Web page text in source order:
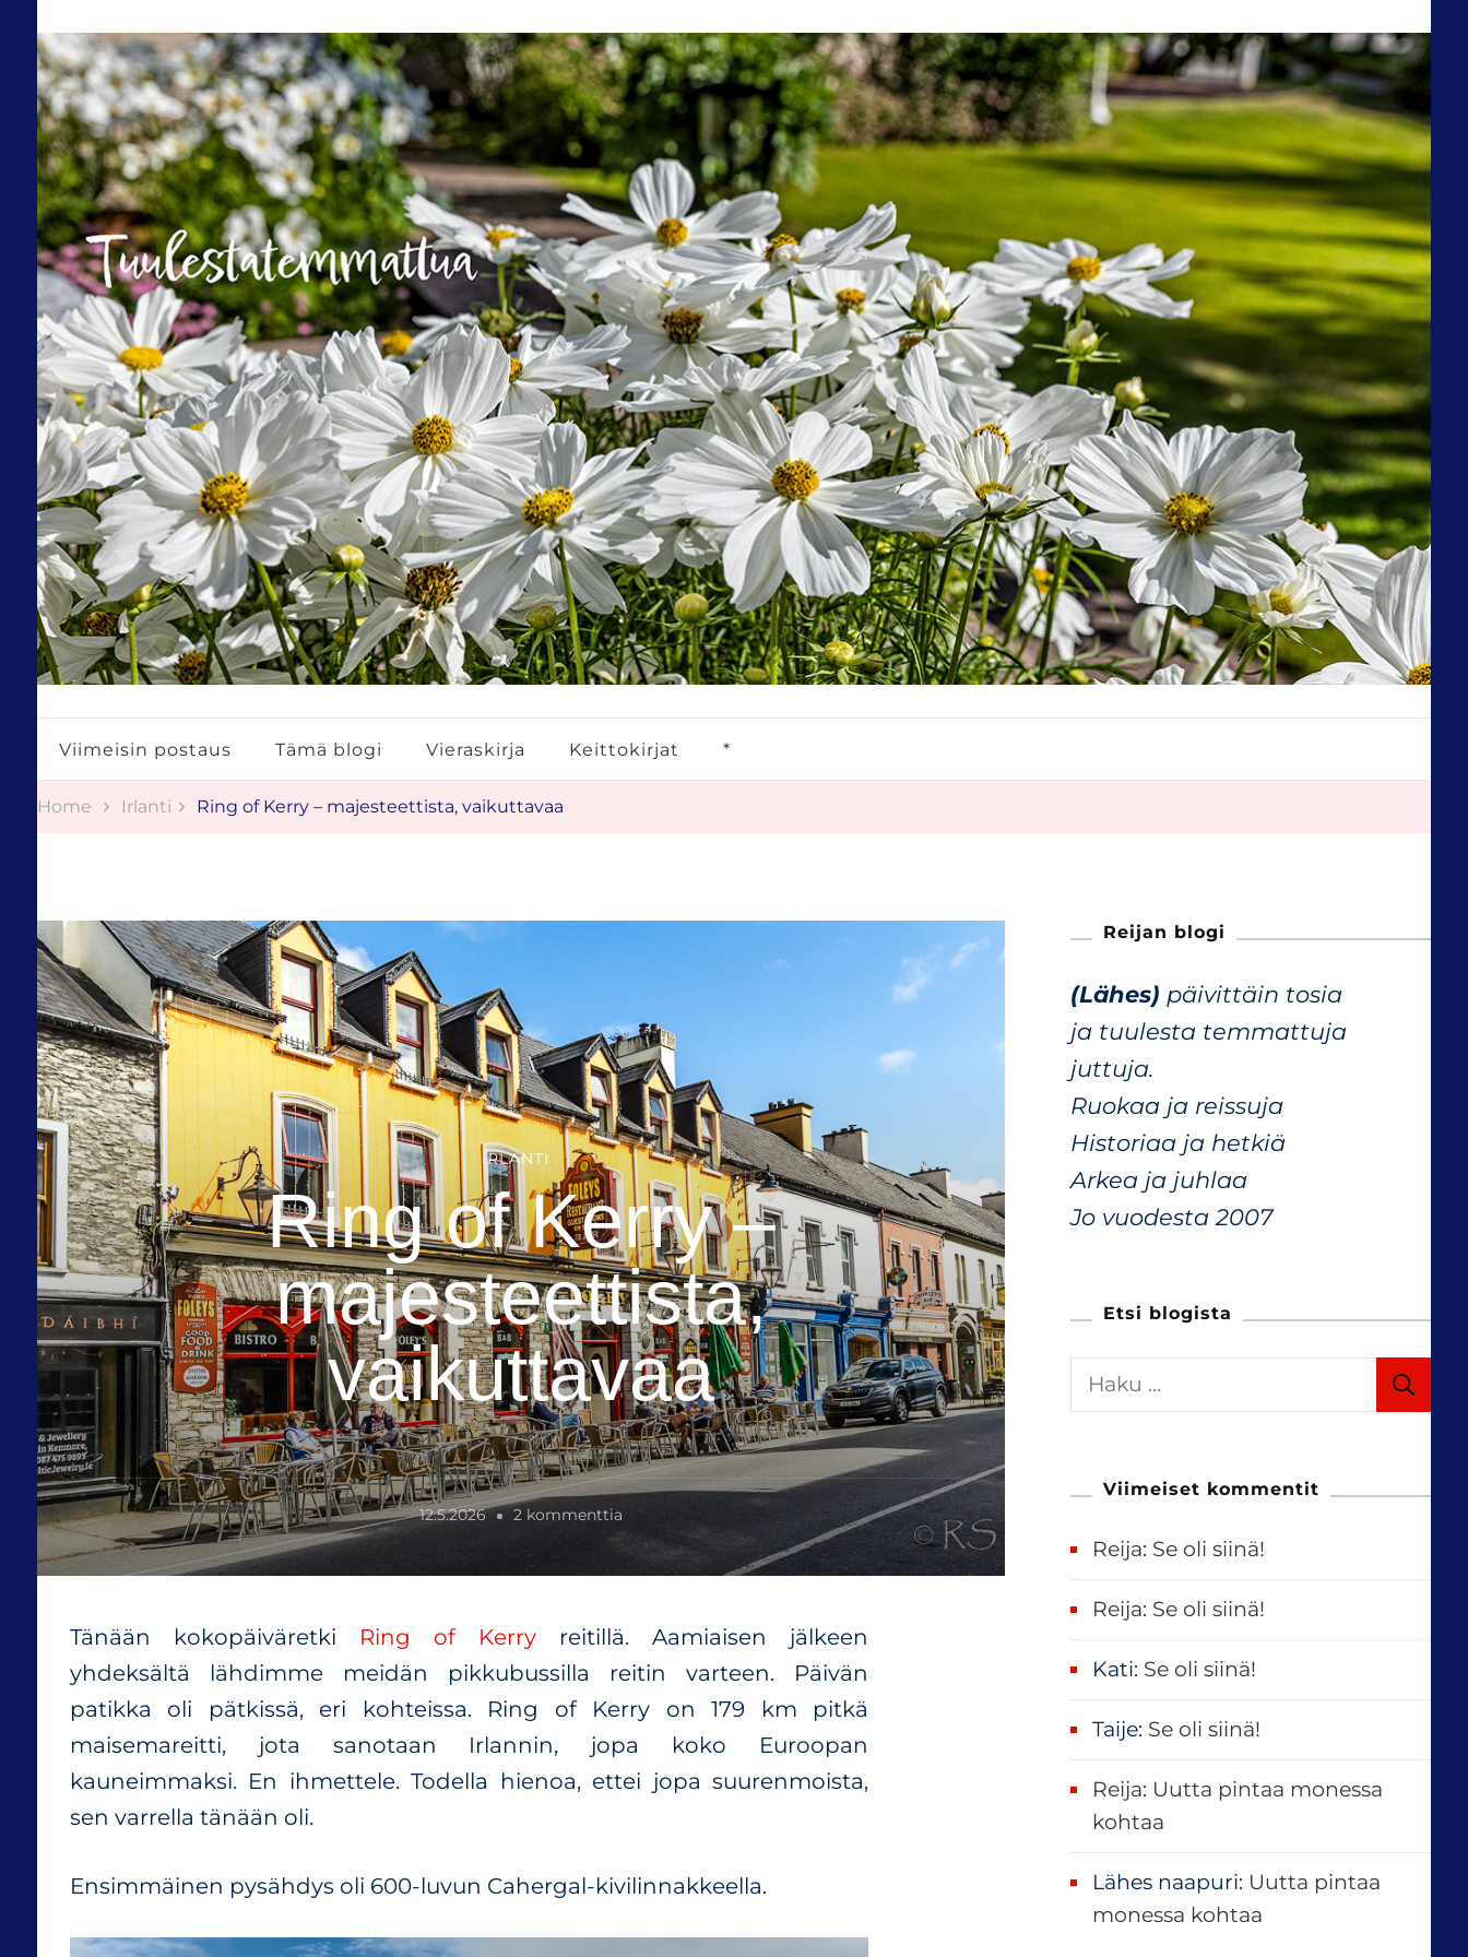
Tuulestatemmattua
Viimeisin postaus Tämä blogi Vieraskirja Keittokirjat *
Home Irlanti Ring of Kerry – majesteettista, vaikuttavaa
IRLANTI
Ring of Kerry –
majesteettista,
vaikuttavaa
12.5.2026 2 kommenttiaa
r
k
e
i
i
R
o
K
Tänään kokopäiväretki Ring of Kerry reitillä. Aamiaisen jälkeen
yhdeksältä lähdimme meidän pikkubussilla reitin varteen. Päivän
patikka oli pätkissä, eri kohteissa. Ring of Kerry on 179 km pitkä
maisemareitti, jota sanotaan Irlannin, jopa koko Euroopan
kauneimmaksi. En ihmettele. Todella hienoa, ettei jopa suurenmoista,
sen varrella tänään oli.
Ensimmäinen pysähdys oli 600-luvun Cahergal-kivilinnakkeella.
Reijan blogi
(Lähes) päivittäin tosia
ja tuulesta temmattuja
juttuja.
Ruokaa ja reissuja
Historiaa ja hetkiä
Arkea ja juhlaa
Jo vuodesta 2007
Etsi blogista
a
Viimeiset kommentit
Reija: Se oli siinä!
Reija: Se oli siinä!
Kati: Se oli siinä!
Taije: Se oli siinä!
Reija: Uutta pintaa monessa
kohtaa
Lähes naapuri: Uutta pintaa
monessa kohtaa